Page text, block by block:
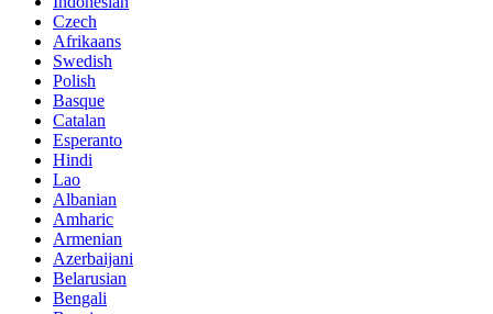
Czech
Afrikaans
Swedish
Polish
Basque
Catalan
Esperanto
Hindi
Lao
Albanian
Amharic
Armenian
Azerbaijani
Belarusian
Bengali